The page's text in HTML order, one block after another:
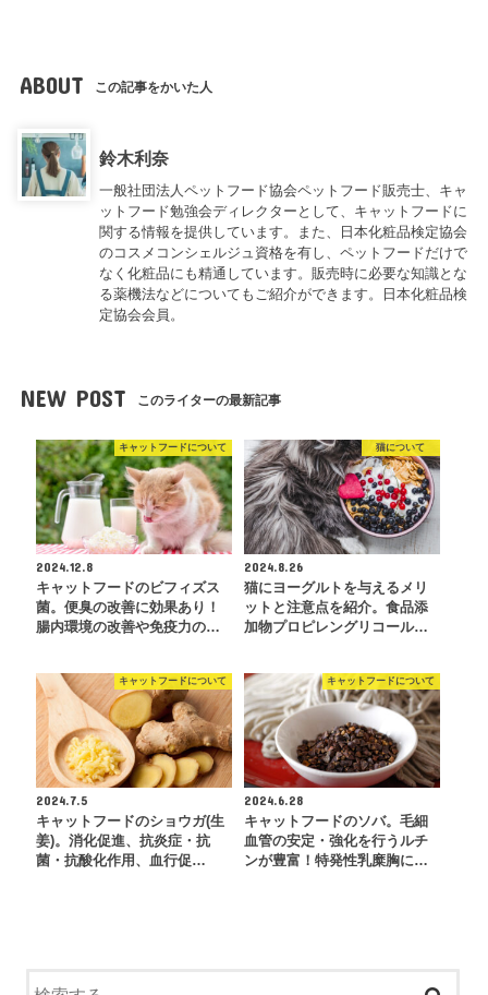
ABOUT この記事をかいた人
鈴木利奈
一般社団法人ペットフード協会ペットフード販売士、キャ
ットフード勉強会ディレクターとして、キャットフードに
関する情報を提供しています。また、日本化粧品検定協会
のコスメコンシェルジュ資格を有し、ペットフードだけで
なく化粧品にも精通しています。販売時に必要な知識とな
る薬機法などについてもご紹介ができます。日本化粧品検
定協会会員。
NEW POST このライターの最新記事
キャットフードについて
2024.12.8
キャットフードのビフィズス
菌。便臭の改善に効果あり！
腸内環境の改善や免疫力の…
猫について
2024.8.26
猫にヨーグルトを与えるメリ
ットと注意点を紹介。食品添
加物プロピレングリコール…
キャットフードについて
2024.7.5
キャットフードのショウガ(生
姜)。消化促進、抗炎症・抗
菌・抗酸化作用、血行促…
キャットフードについて
2024.6.28
キャットフードのソバ。毛細
血管の安定・強化を行うルチ
ンが豊富！特発性乳糜胸に…